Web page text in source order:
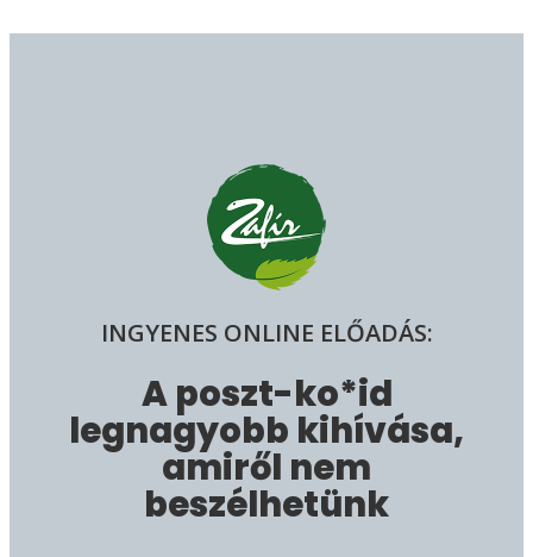
INGYENES ONLINE ELŐADÁS:
A poszt-ko*id
legnagyobb kihívása,
amiről nem
beszélhetünk